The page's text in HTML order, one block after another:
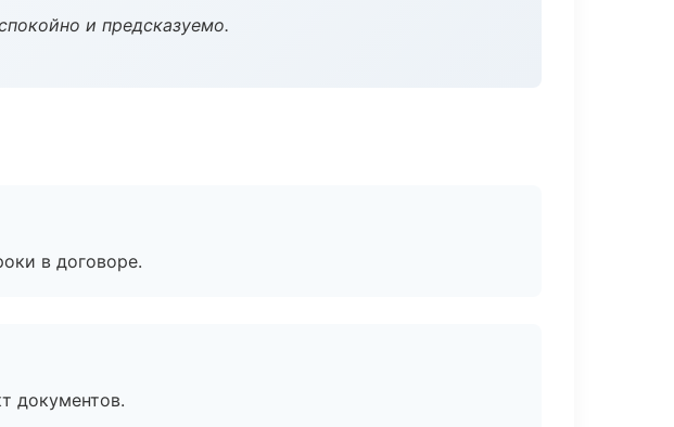
и предсказуемо.
в договоре.
документов.